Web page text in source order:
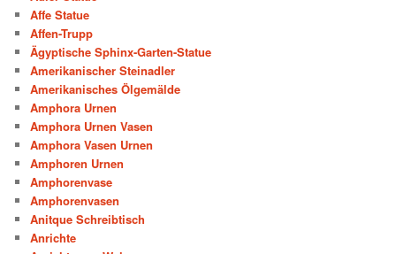
Affe Statue
Affen-Trupp
Ägyptische Sphinx-Garten-Statue
Amerikanischer Steinadler
Amerikanisches Ölgemälde
Amphora Urnen
Amphora Urnen Vasen
Amphora Vasen Urnen
Amphoren Urnen
Amphorenvase
Amphorenvasen
Anitque Schreibtisch
Anrichte